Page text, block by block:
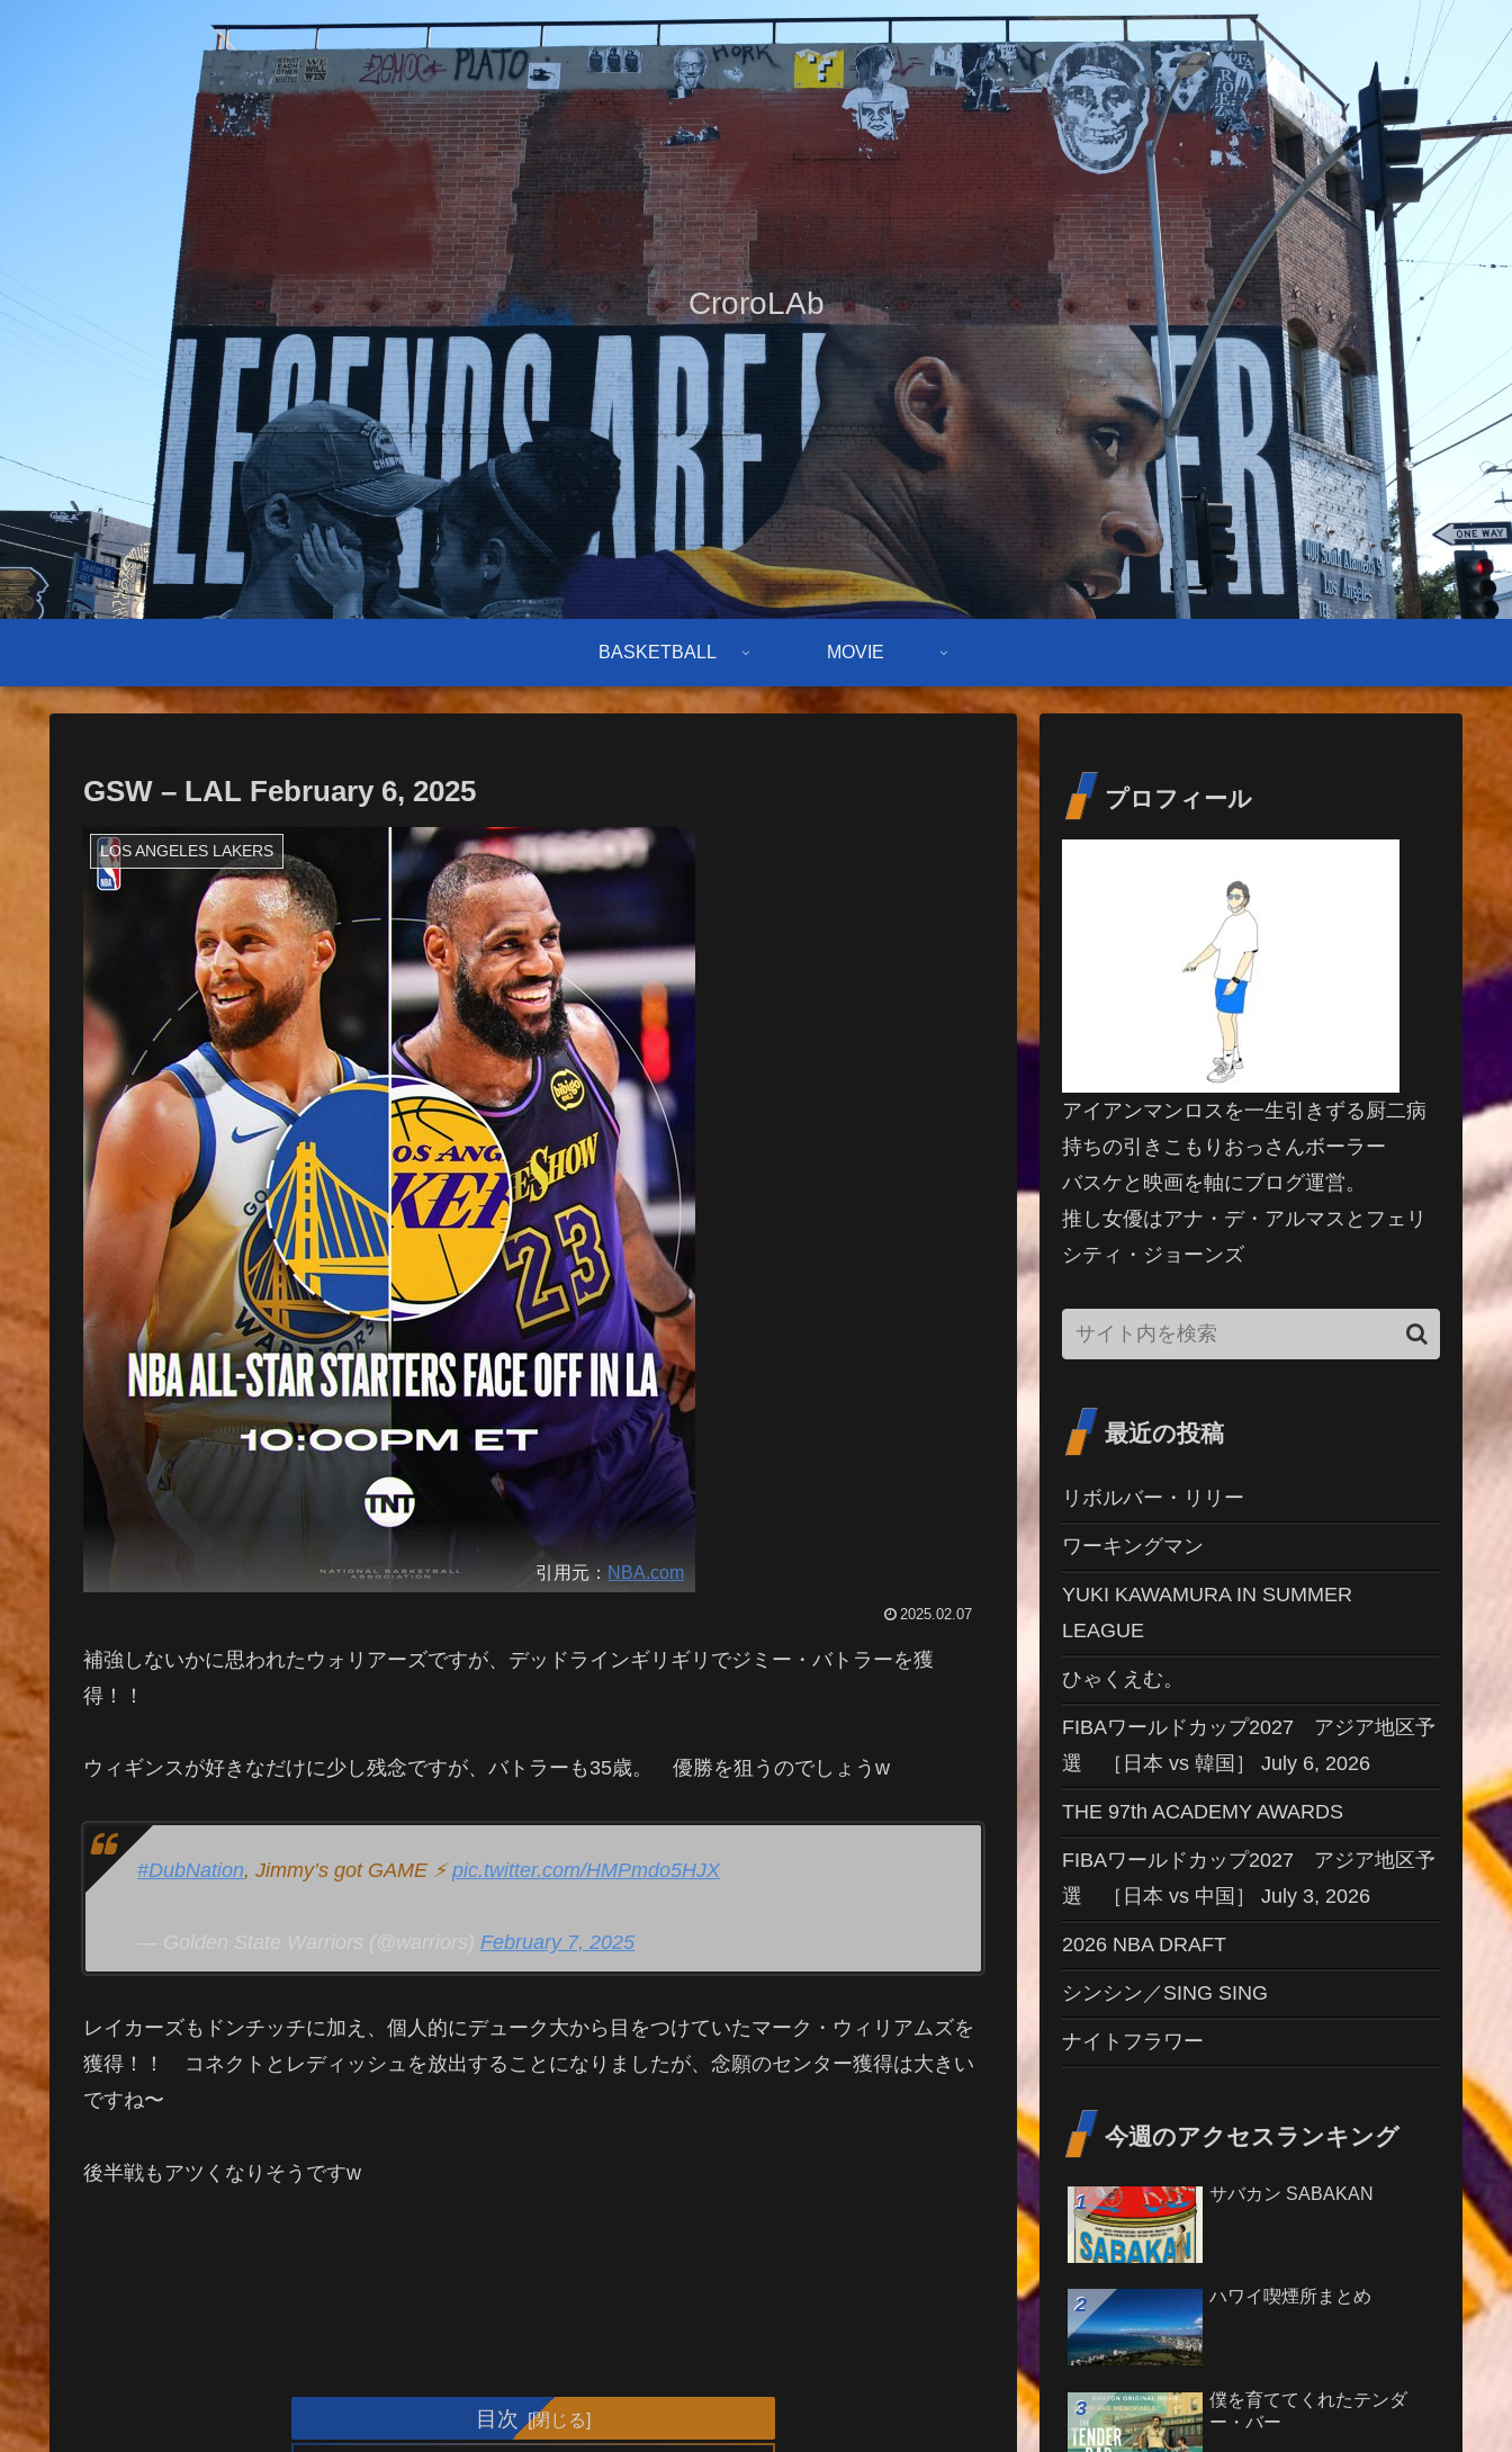
CroroLAb
BASKETBALL MOVIE
GSW – LAL February 6, 2025
LOS ANGELES LAKERS
引用元： NBA.com
2025.02.07
補強しないかに思われたウォリアーズですが、デッドラインギリギリでジミー・バトラーを獲
得！！
ウィギンスが好きなだけに少し残念ですが、バトラーも35歳。 優勝を狙うのでしょうw
#DubNation, Jimmy’s got GAME ⚡️pic.twitter.com/HMPmdo5HJX
— Golden State Warriors (@warriors) February 7, 2025
レイカーズもドンチッチに加え、個人的にデューク大から目をつけていたマーク・ウィリアムズを
獲得！！ コネクトとレディッシュを放出することになりましたが、念願のセンター獲得は大きい
ですね〜
後半戦もアツくなりそうですw
目次
プロフィール
アイアンマンロスを一生引きずる厨二病
持ちの引きこもりおっさんボーラー
バスケと映画を軸にブログ運営。
推し女優はアナ・デ・アルマスとフェリ
シティ・ジョーンズ
最近の投稿
リボルバー・リリー
ワーキングマン
YUKI KAWAMURA IN SUMMER
LEAGUE
ひゃくえむ。
FIBAワールドカップ2027 アジア地区予
選 ［日本 vs 韓国］ July 6, 2026
THE 97th ACADEMY AWARDS
FIBAワールドカップ2027 アジア地区予
選 ［日本 vs 中国］ July 3, 2026
2026 NBA DRAFT
シンシン／SING SING
ナイトフラワー
今週のアクセスランキング
サバカン SABAKAN
ハワイ喫煙所まとめ
僕を育ててくれたテンダ
ー・バー